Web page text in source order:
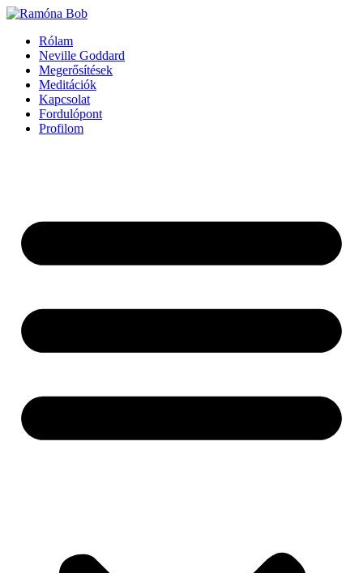
Ugrás
tartalomhoz
Rólam
Neville Goddard
Megerősítések
Meditációk
Kapcsolat
Fordulópont
Profilom